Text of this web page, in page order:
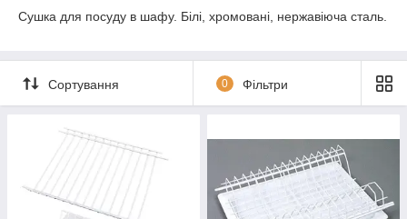
Сушка для посуду в шафу. Білі, хромовані, нержавіюча сталь.
Сортування 0 Фільтри